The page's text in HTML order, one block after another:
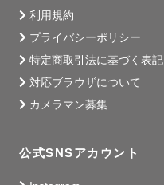
利用規約
プライバシーポリシー
特定商取引法に基づく表記
対応ブラウザについて
カメラマン募集
公式SNSアカウント